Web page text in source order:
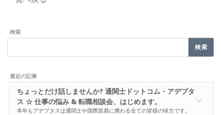
検索
最近の記事
ちょっとだけ話しませんか? 通関士ドットコム・アデプタ
ス ☆ 仕事の悩み & 転職相談会、はじめます。
本年もアデプタスは通関士や国際貿易に携わる全ての皆様の味方です。